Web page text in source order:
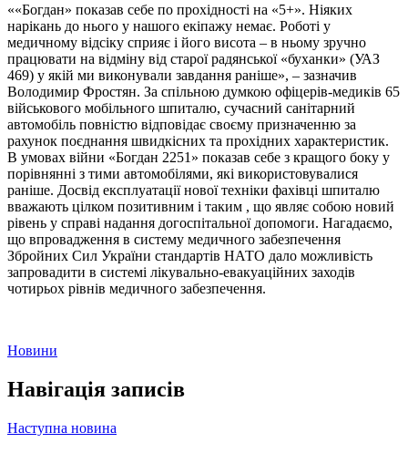
««Богдан» показав себе по прохідності на «5+». Ніяких
нарікань до нього у нашого екіпажу немає. Роботі у
медичному відсіку сприяє і його висота – в ньому зручно
працювати на відміну від старої радянської «буханки» (УАЗ
469) у якій ми виконували завдання раніше», – зазначив
Володимир Фростян. За спільною думкою офіцерів-медиків 65
військового мобільного шпиталю, сучасний санітарний
автомобіль повністю відповідає своєму призначенню за
рахунок поєднання швидкісних та прохідних характеристик.
В умовах війни «Богдан 2251» показав себе з кращого боку у
порівнянні з тими автомобілями, які використовувалися
раніше. Досвід експлуатації нової техніки фахівці шпиталю
вважають цілком позитивним і таким , що являє собою новий
рівень у справі надання догоспітальної допомоги. Нагадаємо,
що впровадження в систему медичного забезпечення
Збройних Сил України стандартів НАТО дало можливість
запровадити в системі лікувально-евакуаційних заходів
чотирьох рівнів медичного забезпечення.
Новини
Навігація записів
Наступна новина